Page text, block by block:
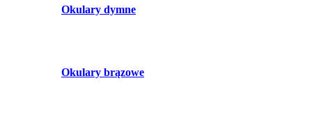
Okulary dymne
Okulary brązowe